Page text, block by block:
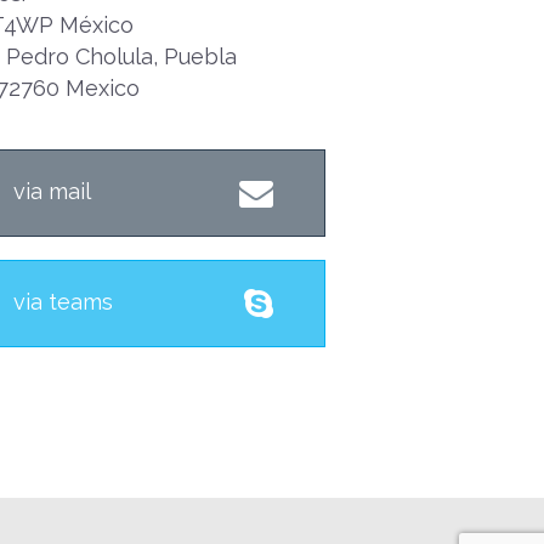
México
Pedro Cholula, Puebla
Mexico
via mail
via teams